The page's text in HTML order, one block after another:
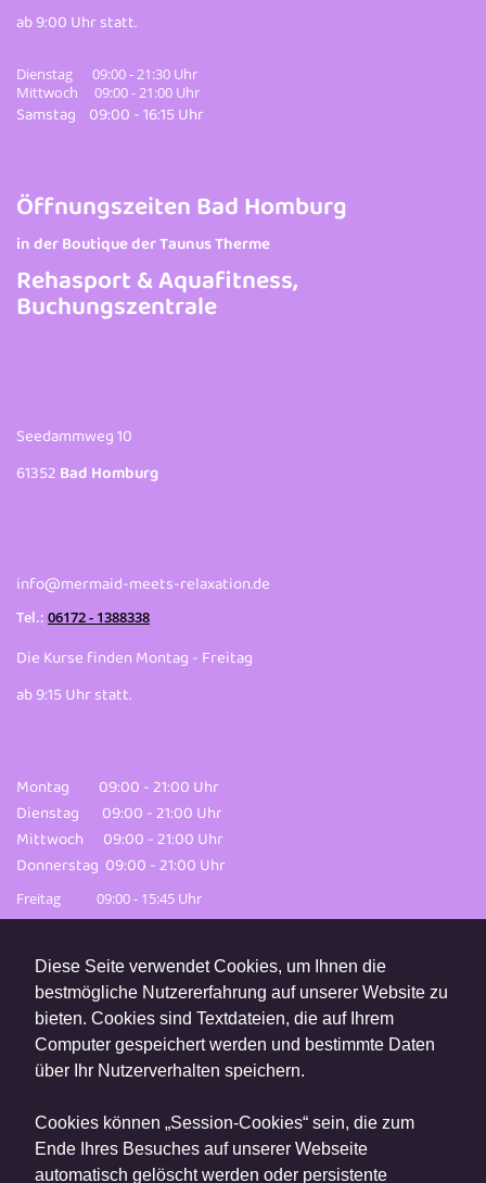
Diese Seite verwendet Cookies, um Ihnen die
bestmögliche Nutzererfahrung auf unserer Website zu
bieten. Cookies sind Textdateien, die auf Ihrem
Computer gespeichert werden und bestimmte Daten
über Ihr Nutzerverhalten speichern.
Cookies können „Session-Cookies“ sein, die zum
Ende Ihres Besuches auf unserer Webseite
automatisch gelöscht werden oder persistente
ab 9:00 Uhr statt.
Dienstag 09:00 - 21:30 Uhr
Mittwoch 09:00 - 21:00 Uhr
Samstag 09:00 - 16:15 Uhr
Öffnungszeiten Bad Homburg
in der Boutique der Taunus Therme
Rehasport & Aquafitness,
Buchungszentrale
Seedammweg 10
61352 Bad Homburg
info@mermaid-meets-relaxation.de
Tel.: 06172 - 1388338
Die Kurse finden Montag - Freitag
ab 9:15 Uhr statt.
Montag 09:00 - 21:00 Uhr
Dienstag 09:00 - 21:00 Uhr
Mittwoch 09:00 - 21:00 Uhr
Donnerstag 09:00 - 21:00 Uhr
Freitag 09:00 - 15:45 Uhr